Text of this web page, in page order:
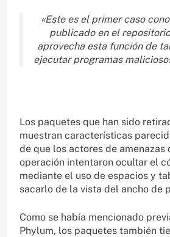
«Este es el primer caso
publicado en el
aprovecha esta función de
ejecutar programas
Los paquetes que han sido
muestran características
de que los actores de amenazas
operación intentaron ocultar el
mediante el uso de espacios y
sacarlo de la vista del ancho de
Como se había mencionado
Phylum, los paquetes también